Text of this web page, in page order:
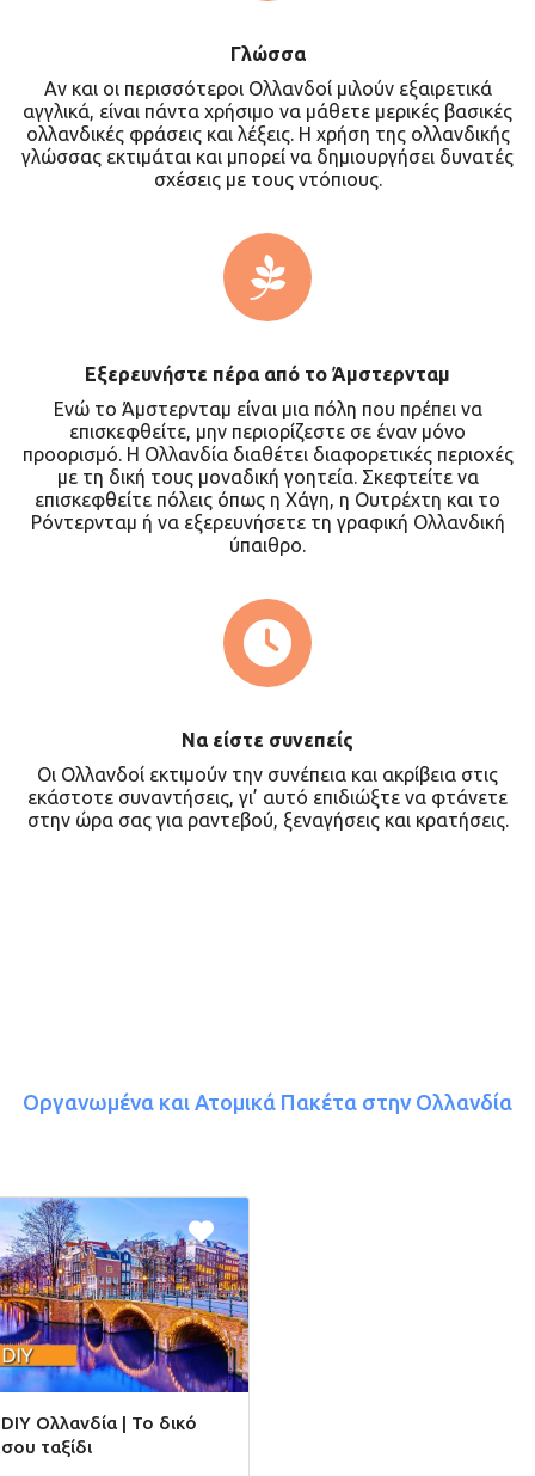
Γλώσσα
Αν και οι περισσότεροι Ολλανδοί μιλούν εξαιρετικά
αγγλικά, είναι πάντα χρήσιμο να μάθετε μερικές βασικές
ολλανδικές φράσεις και λέξεις. Η χρήση της ολλανδικής
γλώσσας εκτιμάται και μπορεί να δημιουργήσει δυνατές
σχέσεις με τους ντόπιους.
Εξερευνήστε πέρα από το Άμστερνταμ
Ενώ το Άμστερνταμ είναι μια πόλη που πρέπει να
επισκεφθείτε, μην περιορίζεστε σε έναν μόνο
προορισμό. Η Ολλανδία διαθέτει διαφορετικές περιοχές
με τη δική τους μοναδική γοητεία. Σκεφτείτε να
επισκεφθείτε πόλεις όπως η Χάγη, η Ουτρέχτη και το
Ρόντερνταμ ή να εξερευνήσετε τη γραφική Ολλανδική
ύπαιθρο.
Να είστε συνεπείς
Οι Ολλανδοί εκτιμούν την συνέπεια και ακρίβεια στις
εκάστοτε συναντήσεις, γι’ αυτό επιδιώξτε να φτάνετε
στην ώρα σας για ραντεβού, ξεναγήσεις και κρατήσεις.
Οργανωμένα και Ατομικά Πακέτα στην Ολλανδία
DIY Ολλανδία | Το δικό
σου ταξίδι